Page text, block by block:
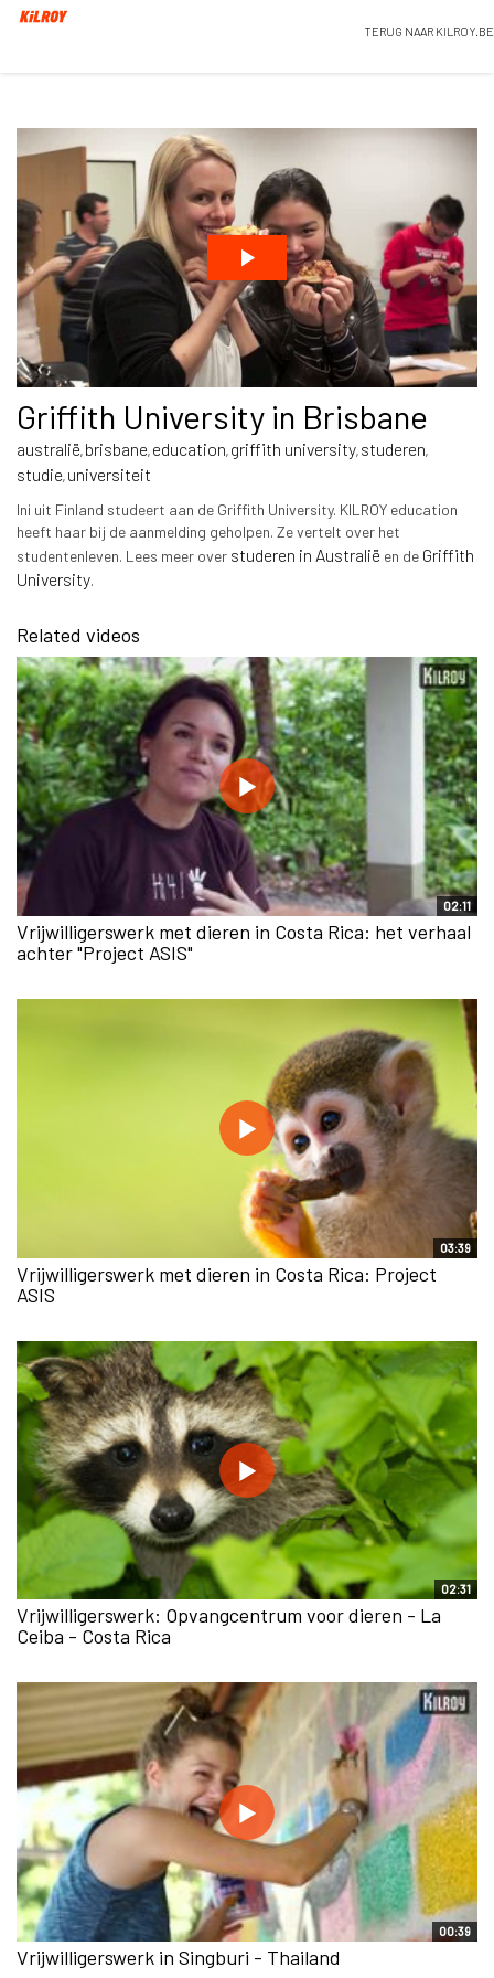
TERUG NAAR KILROY.BE
Griffith University in Brisbane
australië, brisbane, education, griffith university, studeren,
studie, universiteit
Ini uit Finland studeert aan de Griffith University. KILROY education
heeft haar bij de aanmelding geholpen. Ze vertelt over het
studentenleven. Lees meer over studeren in Australië en de Griffith
University.
Related videos
02:11
Vrijwilligerswerk met dieren in Costa Rica: het verhaal
achter "Project ASIS"
03:39
Vrijwilligerswerk met dieren in Costa Rica: Project
ASIS
02:31
Vrijwilligerswerk: Opvangcentrum voor dieren - La
Ceiba - Costa Rica
00:39
Vrijwilligerswerk in Singburi - Thailand